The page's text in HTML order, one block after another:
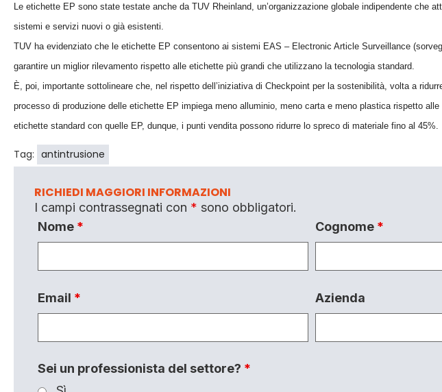
Le etichette EP sono state testate anche da TUV Rheinland, un’organizzazione globale indipendente che
sistemi e servizi nuovi o già esistenti.
TUV ha evidenziato che le etichette EP consentono ai sistemi EAS – Electronic Article Surveillance
garantire un miglior rilevamento rispetto alle etichette più grandi che utilizzano la tecnologia standard.
È, poi, importante sottolineare che, nel rispetto dell’iniziativa di Checkpoint per la sostenibilità, volta a
processo di produzione delle etichette EP impiega meno alluminio, meno carta e meno plastica rispetto
etichette standard con quelle EP, dunque, i punti vendita possono ridurre lo spreco di materiale fino al 45%.
Tag: antintrusione
RICHIEDI MAGGIORI INFORMAZIONI
I campi contrassegnati con * sono obbligatori.
Nome * Cognome *
Email * Azienda
Sei un professionista del settore? *